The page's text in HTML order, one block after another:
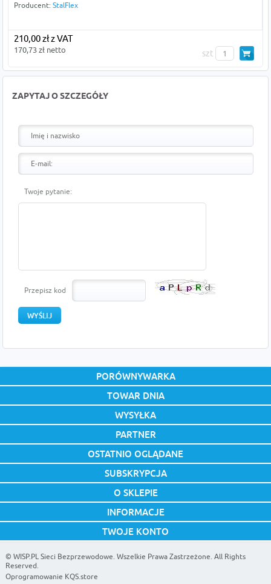
Producent: StalFlex
210,00 zł z VAT
170,73 zł netto szt
ZAPYTAJ O SZCZEGÓŁY
Twoje pytanie:
Przepisz kod
PORÓWNYWARKA
TOWAR DNIA
WYSYŁKA
PARTNER
OSTATNIO OGLĄDANE
SUBSKRYPCJA
O SKLEPIE
INFORMACJE
TWOJE KONTO
© WISP.PL Sieci Bezprzewodowe. Wszelkie Prawa Zastrzeżone. All Rights
Reserved.
Oprogramowanie KQS.store